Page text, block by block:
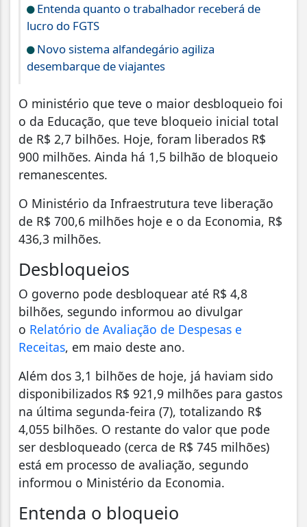
Entenda quanto o trabalhador receberá de
lucro do FGTS
Novo sistema alfandegário agiliza
desembarque de viajantes
O ministério que teve o maior desbloqueio foi
o da Educação, que teve bloqueio inicial total
de R$ 2,7 bilhões. Hoje, foram liberados R$
900 milhões. Ainda há 1,5 bilhão de bloqueio
remanescentes.
O Ministério da Infraestrutura teve liberação
de R$ 700,6 milhões hoje e o da Economia, R$
436,3 milhões.
Desbloqueios
O governo pode desbloquear até R$ 4,8
bilhões, segundo informou ao divulgar
o Relatório de Avaliação de Despesas e
Receitas, em maio deste ano.
Além dos 3,1 bilhões de hoje, já haviam sido
disponibilizados R$ 921,9 milhões para gastos
na última segunda-feira (7), totalizando R$
4,055 bilhões. O restante do valor que pode
ser desbloqueado (cerca de R$ 745 milhões)
está em processo de avaliação, segundo
informou o Ministério da Economia.
Entenda o bloqueio